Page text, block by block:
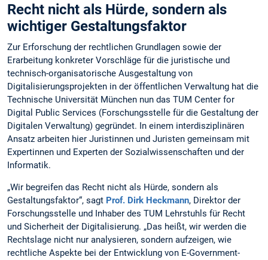
Recht nicht als Hürde, sondern als
wichtiger Gestaltungsfaktor
Zur Erforschung der rechtlichen Grundlagen sowie der
Erarbeitung konkreter Vorschläge für die juristische und
technisch-organisatorische Ausgestaltung von
Digitalisierungsprojekten in der öffentlichen Verwaltung hat die
Technische Universität München nun das TUM Center for
Digital Public Services (Forschungsstelle für die Gestaltung der
Digitalen Verwaltung) gegründet. In einem interdisziplinären
Ansatz arbeiten hier Juristinnen und Juristen gemeinsam mit
Expertinnen und Experten der Sozialwissenschaften und der
Informatik.
„Wir begreifen das Recht nicht als Hürde, sondern als
Gestaltungsfaktor“, sagt Prof. Dirk Heckmann, Direktor der
Forschungsstelle und Inhaber des TUM Lehrstuhls für Recht
und Sicherheit der Digitalisierung. „Das heißt, wir werden die
Rechtslage nicht nur analysieren, sondern aufzeigen, wie
rechtliche Aspekte bei der Entwicklung von E-Government-